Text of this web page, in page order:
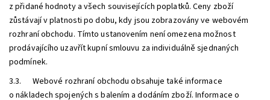
z přidané hodnoty a všech souvisejících poplatků. Ceny zboží
zůstávají v platnosti po dobu, kdy jsou zobrazovány ve webovém
rozhraní obchodu. Tímto ustanovením není omezena možnost
prodávajícího uzavřít kupní smlouvu za individuálně sjednaných
podmínek.
3.3. Webové rozhraní obchodu obsahuje také informace
o nákladech spojených s balením a dodáním zboží. Informace o